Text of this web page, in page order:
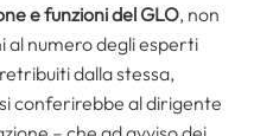
e funzioni del GLO, non
al numero degli esperti
dalla stessa,
conferirebbe al dirigente